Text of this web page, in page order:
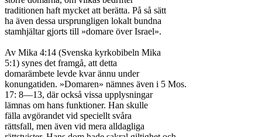
traditionen haft mycket att berätta. På så sätt
ha även dessa ursprungligen lokalt bundna
stamhjältar gjorts till »domare över Israel».
Av Mika 4:14 (Svenska kyrkobibeln Mika
5:1) synes det framgå, att detta
domarämbete levde kvar ännu under
konungatiden. »Domaren» nämnes även i 5 Mos.
17: 8—13, där också vissa upplysningar
lämnas om hans funktioner. Han skulle
fälla avgörandet vid speciellt svåra
rättsfall, men även vid mera alldagliga